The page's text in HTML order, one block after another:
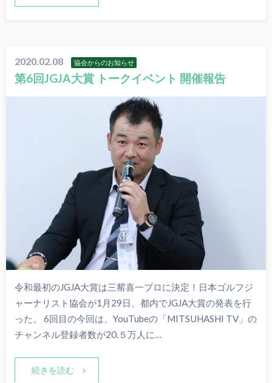
2020.02.08 協会からのお知らせ
第6回JGJA大賞 トークイベント 開催報告
令和最初のJGJA大賞は三觜喜一プロに決定！日本ゴルフジ
ャーナリスト協会が1月29日、都内でJGJA大賞の発表を行
った。 6回目の今回は、YouTubeの「MITSUHASHI TV」の
チャンネル登録者数が20.５万人に…
続きを読む